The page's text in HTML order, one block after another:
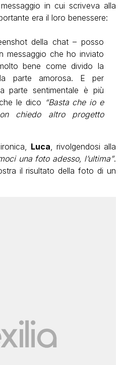
in cui scriveva alla
era il loro benessere:
della chat – posso
messaggio che ho inviato
bene come divido la
parte amorosa. E per
parte sentimentale è più
le dico “Basta che io e
chiedo altro progetto
Luca, rivolgendosi alla
una foto adesso, l’ultima”.
il risultato della foto di un